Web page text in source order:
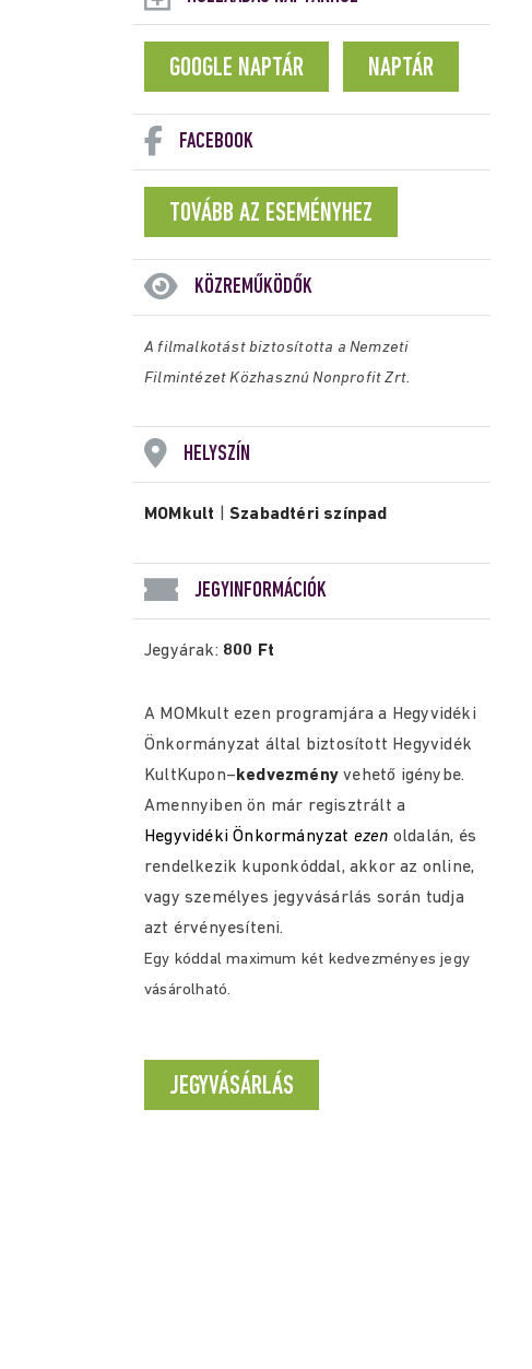
GOOGLE NAPTÁR NAPTÁR
FACEBOOK
TOVÁBB AZ ESEMÉNYHEZ
KÖZREMŰKÖDŐK
A filmalkotást biztosította a Nemzeti
Filmintézet Közhasznú Nonprofit Zrt.
HELYSZÍN
MOMkult |Szabadtéri színpad
JEGYINFORMÁCIÓK
Jegyárak: 800 Ft
A MOMkult ezen programjára a Hegyvidéki
Önkormányzat által biztosított Hegyvidék
KultKupon– kedvezmény vehető igénybe.
Amennyiben ön már regisztrált a
Hegyvidéki Önkormányzat ezen oldalán, és
rendelkezik kuponkóddal, akkor az online,
vagy személyes jegyvásárlás során tudja
azt érvényesíteni.
Egy kóddal maximum két kedvezményes jegy
vásárolható.
JEGYVÁSÁRLÁS